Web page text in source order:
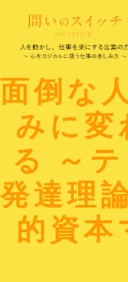
面倒な
みに変
る ～
発達理
的資本